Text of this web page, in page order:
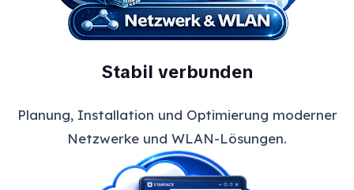
Stabil verbunden
Planung, Installation und Optimierung moderner
Netzwerke und WLAN-Lösungen.